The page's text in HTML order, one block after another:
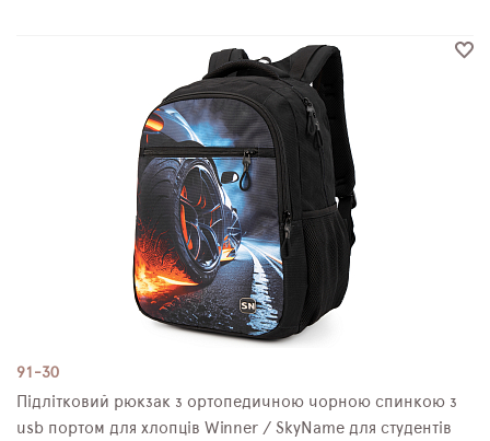
91-30
Підлітковий рюкзак з ортопедичною чорною спинкою з
usb портом для хлопців Winner / SkyName для студентів